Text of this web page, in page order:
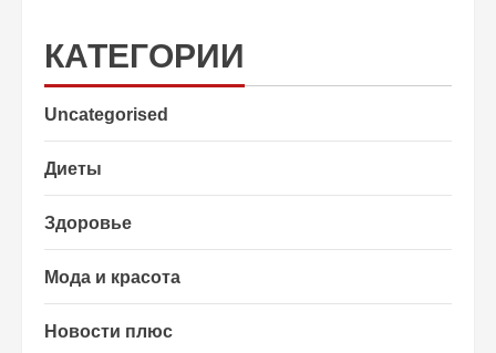
КАТЕГОРИИ
Uncategorised
Диеты
Здоровье
Мода и красота
Новости плюс